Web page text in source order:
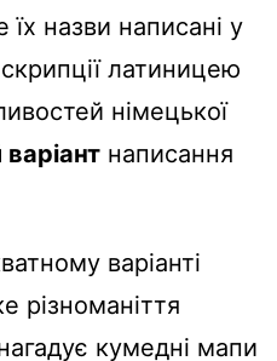
їх назви написані у
латиницею
німецької
варіант написання
варіанті
різноманіття
кумедні мапи